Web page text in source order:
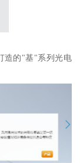
造的"基"系列光电